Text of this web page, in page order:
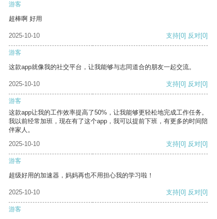
游客
超棒啊 好用
2025-10-10 支持[0] 反对[0]
游客
这款app就像我的社交平台，让我能够与志同道合的朋友一起交流。
2025-10-10 支持[0] 反对[0]
游客
这款app让我的工作效率提高了50%，让我能够更轻松地完成工作任务。
我以前经常加班，现在有了这个app，我可以提前下班，有更多的时间陪
伴家人。
2025-10-10
支持[0] 反对[0]
游客
超级好用的加速器，妈妈再也不用担心我的学习啦！
2025-10-10 支持[0] 反对[0]
游客